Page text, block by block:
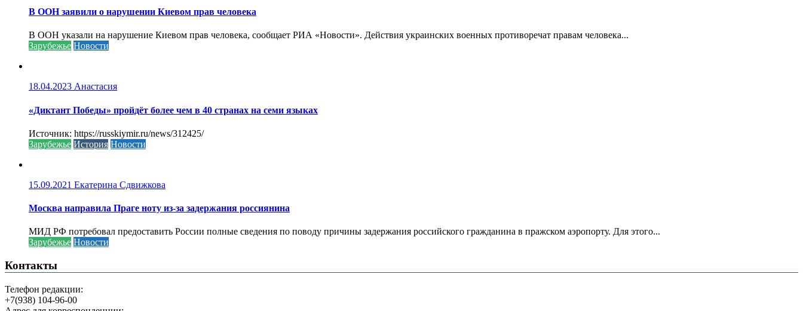
В ООН заявили о нарушении Киевом прав человека
В ООН указали на нарушение Киевом прав человека, сообщает РИА «Новости». Действия украинских военных противоречат правам человека...
Зарубежье Новости
18.04.2023 Анастасия
«Диктант Победы» пройдёт более чем в 40 странах на семи языках
Источник: https://russkiymir.ru/news/312425/
Зарубежье История Новости
15.09.2021 Екатерина Сдвижкова
Москва направила Праге ноту из-за задержания россиянина
МИД РФ потребовал предоставить России полные сведения по поводу причины задержания российского гражданина в пражском аэропорту. Для этого...
Зарубежье Новости
Контакты
Телефон редакции:
+7(938) 104-96-00